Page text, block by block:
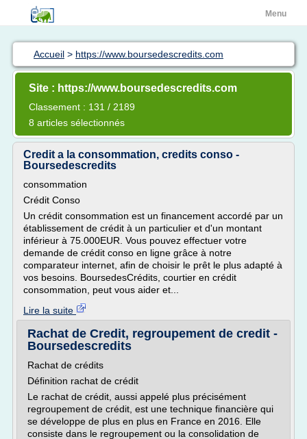
Menu
Accueil > https://www.boursedescredits.com
Site : https://www.boursedescredits.com
Classement : 131 / 2189
8 articles sélectionnés
Credit a la consommation, credits conso -
Boursedescredits
consommation
Crédit Conso
Un crédit consommation est un financement accordé par un
établissement de crédit à un particulier et d'un montant
inférieur à 75.000EUR. Vous pouvez effectuer votre
demande de crédit conso en ligne grâce à notre
comparateur internet, afin de choisir le prêt le plus adapté à
vos besoins. BoursedesCrédits, courtier en crédit
consommation, peut vous aider et...
Lire la suite
Rachat de Credit, regroupement de credit -
Boursedescredits
Rachat de crédits
Définition rachat de crédit
Le rachat de crédit, aussi appelé plus précisément
regroupement de crédit, est une technique financière qui
se développe de plus en plus en France en 2016. Elle
consiste dans le regroupement ou la consolidation de